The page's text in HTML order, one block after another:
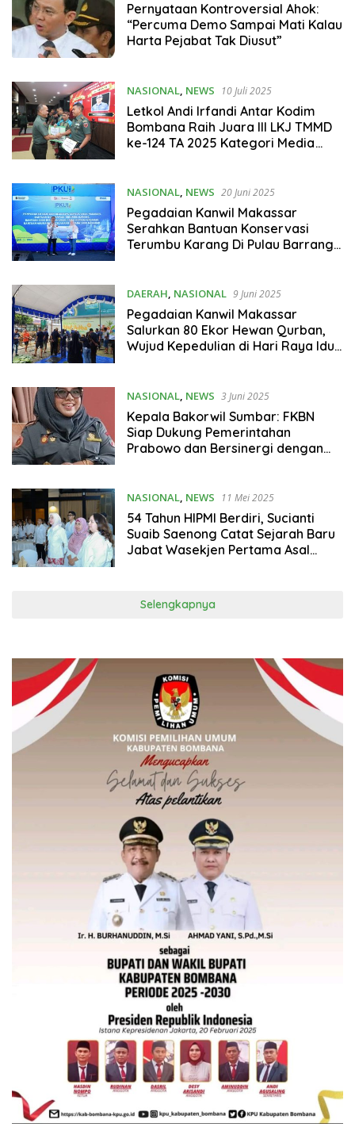
Pernyataan Kontroversial Ahok:
“Percuma Demo Sampai Mati Kalau
Harta Pejabat Tak Diusut”
NASIONAL NEWS 10 Juli 2025
Letkol Andi Irfandi Antar Kodim
Bombana Raih Juara III LKJ TMMD
ke-124 TA 2025 Kategori Media
NASIONAL, NEWS 20 Juni 2025
Pegadaian Kanwil Makassar
Serahkan Bantuan Konservasi
Terumbu Karang Di Pulau Barrang
DAERAH, NASIONAL 9 Juni 2025
Pegadaian Kanwil Makassar
Salurkan 80 Ekor Hewan Qurban,
Wujud Kepedulian di Hari Raya Idul
NASIONAL, NEWS 3 Juni 2025
Kepala Bakorwil Sumbar: FKBN
Siap Dukung Pemerintahan
Prabowo dan Bersinergi dengan
NASIONAL, NEWS 11 Mei 2025
54 Tahun HIPMI Berdiri, Sucianti
Suaib Saenong Catat Sejarah Baru
Jabat Wasekjen Pertama Asal
Selengkapnya